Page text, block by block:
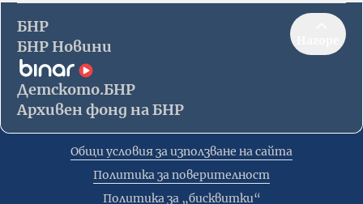
БНР
БНР Новини
Детското.БНР
Архивен фонд на БНР
Общи условия за използване на сайта
Политика за поверителност
Политика за „бисквитки“